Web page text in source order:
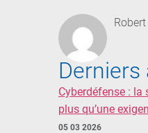
Derniers
Cyberdéfense : la
plus qu’une
05 03 2026